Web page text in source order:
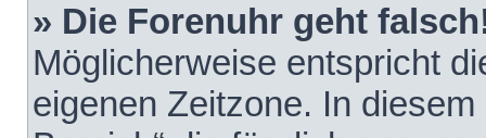
» Die Forenuhr geht
Möglicherweise entspricht
eigenen Zeitzone. In